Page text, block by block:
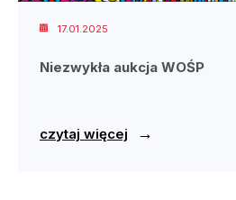
17.01.2025
Niezwykła aukcja WOŚP
czytaj więcej →